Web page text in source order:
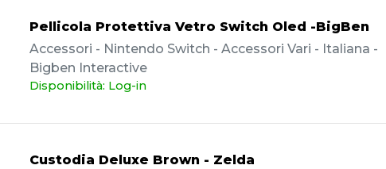
Pellicola Protettiva Vetro Switch Oled -BigBen
Accessori - Nintendo Switch - Accessori Vari - Italiana -
Bigben Interactive
Disponibilità: Log-in
Custodia Deluxe Brown - Zelda